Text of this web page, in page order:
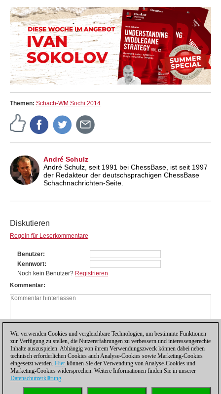
Themen: Schach-WM Sochi 2014
André Schulz
André Schulz, seit 1991 bei ChessBase, ist seit 1997
der Redakteur der deutschsprachigen ChessBase
Schachnachrichten-Seite.
Diskutieren
Regeln für Leserkommentare
Benutzer
Kennwort
Noch kein Benutzer? Registrieren
Kommentar
Wir verwenden Cookies und vergleichbare Technologien, um bestimmte Funktionen
zur Verfügung zu stellen, die Nutzererfahrungen zu verbessern und interessengerechte
Inhalte auszuspielen. Abhängig von ihrem Verwendungszweck können dabei neben
technisch erforderlichen Cookies auch Analyse-Cookies sowie Marketing-Cookies
eingesetzt werden. Hier können Sie der Verwendung von Analyse-Cookies und
Marketing-Cookies widersprechen. Weitere Informationen finden Sie in unserer
Datenschutzerklärung.